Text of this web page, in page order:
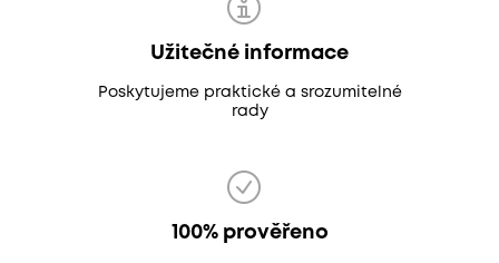
Užitečné informace
Poskytujeme praktické a srozumitelné
rady
100% prověřeno